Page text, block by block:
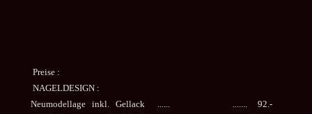
Preise :
NAGELDESIGN :
Neumodellage inkl. Gellack ...... ....... 92.-